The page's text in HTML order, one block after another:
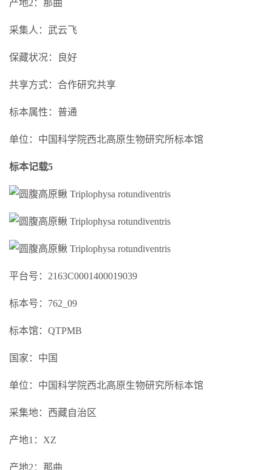
产地2：那曲
采集人：武云飞
保藏状况：良好
共享方式：合作研究共享
标本属性：普通
单位：中国科学院西北高原生物研究所标本馆
标本记载5
平台号：2163C0001400019039
标本号：762_09
标本馆：QTPMB
国家：中国
单位：中国科学院西北高原生物研究所标本馆
采集地：西藏自治区
产地1：XZ
产地2：那曲